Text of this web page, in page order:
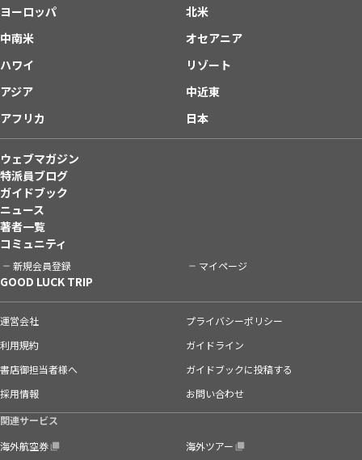
ヨーロッパ
北米
中南米
オセアニア
ハワイ
リゾート
アジア
中近東
アフリカ
日本
ウェブマガジン
特派員ブログ
ガイドブック
ニュース
著者一覧
コミュニティ
新規会員登録 マイページ
GOOD LUCK TRIP
運営会社
プライバシーポリシー
利用規約
ガイドライン
書店御担当者様へ
ガイドブックに投稿する
採用情報
お問い合わせ
関連サービス
海外航空券
海外ツアー